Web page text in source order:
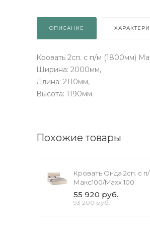
ОПИСАНИЕ
Кровать 2сп. с п/м (1800мм)
Ширина: 2000мм,
Длина: 2110мм,
Высота: 1190мм.
Похожие товары
Кровать Онда 2сп. с
Макс100/Maxx 100
55 920 руб.
93 200 руб.
Получи подарок
ХОЧУ ПОДАРОК